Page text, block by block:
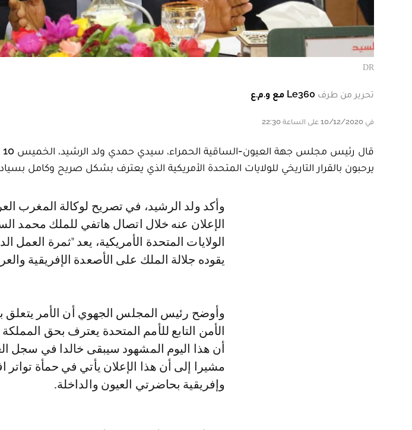
DR
تحرير من طرف Le360 مع و.م.ع
في 10/12/2020 على الساعة 22:30
يرحبون بالقرار التاريخي للولايات المتحدة الأمريكية الذي يعترف بشكل صريح وكامل
وأكد ولد الرشيد، في تصريح لوكالة المغرب العربي للأنباء، أن القرار الذي جرى
الإعلان عنه خلال اتصال هاتفي للملك محمد
الولايات المتحدة الأمريكية، يعد "ثمرة العمل
يقوده جلالة الملك على الأصعدة الإفريقية
وأوضح رئيس المجلس الجهوي أن الأمر
الأمن التابع للأمم المتحدة يعترف بحق
أن هذا اليوم المشهود سيبقى خالدا في سجل
مشيرا إلى أن هذا الإعلان يأتي في حمأة تواتر
وإفريقية بحاضرتي العيون والداخلة.